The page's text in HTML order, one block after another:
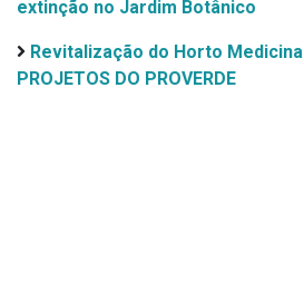
extinção no Jardim Botânico
Revitalização do Horto
PROJETOS DO PROVERDE